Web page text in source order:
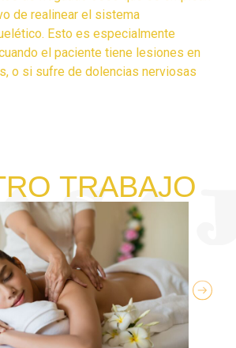
de realinear el sistema
Esto es especialmente
el paciente tiene lesiones en
o si sufre de dolencias nerviosas
TRABAJO